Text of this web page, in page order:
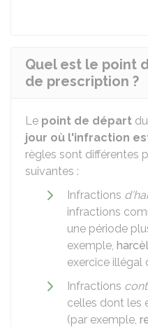
Quel est le point
de prescription ?
Le point de départ
jour où l'infraction
règles sont différentes
suivantes :
Infractions
infractions
une période
exemple,
exercice illégal
Infractions
celles dont les
(par exemple,